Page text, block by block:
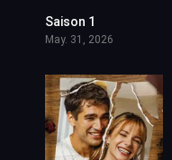
Saison 1
May. 31, 2026